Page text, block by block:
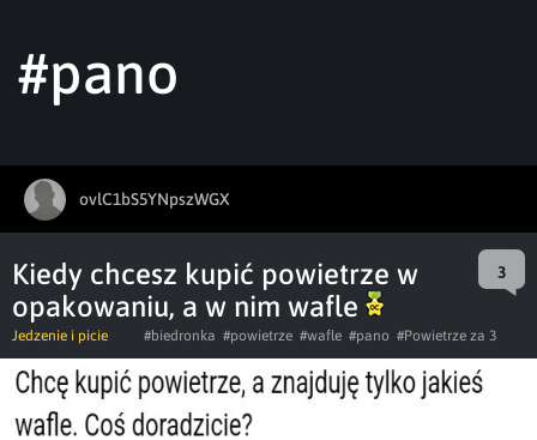
#pano
ovlC1bS5YNpszWGX
Kiedy chcesz kupić powietrze w
opakowaniu, a w nim wafle
3
Jedzenie i picie #biedronka #powietrze #wafle #pano #Powietrze za 3